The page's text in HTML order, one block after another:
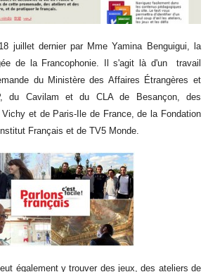
juillet dernier par Mme Yamina Benguigui, la
de la Francophonie. Il s'agit là d'un travail
du Ministère des Affaires Étrangères et
du Cavilam et du CLA de Besançon, des
et de Paris-Ile de France, de la Fondation
Français et de TV5 Monde.
également y trouver des jeux, des ateliers de